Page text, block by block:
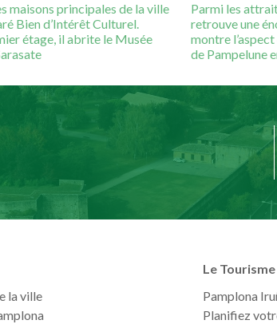
maisons principales de la ville
Bien d’Intérêt Culturel.
étage, il abrite le Musée
Parmi les
retrouve une
montre
de Pampelune
la ville
Le Tourisme
Pamplona
Planifiez